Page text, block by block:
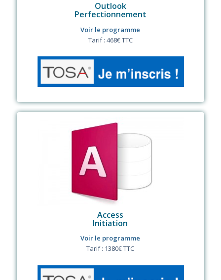
Outlook
Perfectionnement
Voir le programme
Tarif : 468€ TTC
Access
Initiation
Voir le programme
Tarif : 1380€ TTC